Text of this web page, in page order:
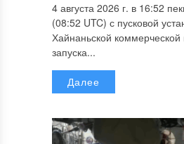
4 августа 2026 г. в 16:52
(08:52 UTC) с пусковой
Хайнаньской
запуска...
Далее